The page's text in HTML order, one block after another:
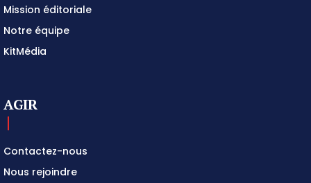
Mission éditoriale
Notre équipe
KitMédia
AGIR
Contactez-nous
Nous rejoindre